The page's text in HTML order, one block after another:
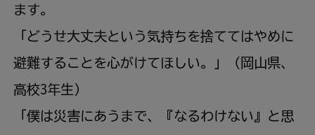
ます。
「どうせ大丈夫という気持ちを捨ててはやめに
避難することを心がけてほしい。」（ 岡山県、
高校3年生 ）
「僕は災害にあうまで、『なるわけない』と 思